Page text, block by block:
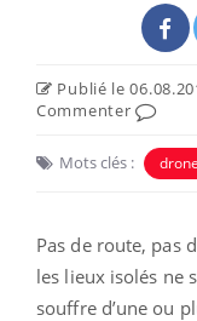
Publié le
Commenter
Mots clés : drone
Pas de route, pas
les lieux isolés ne
souffre d’une ou